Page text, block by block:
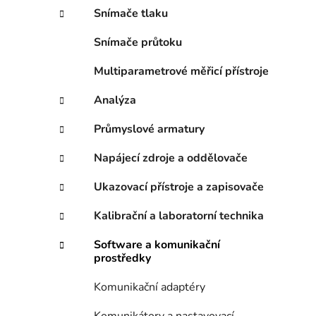
í
e
l
Snímače tlaku
Snímače průtoku
Multiparametrové měřicí přístroje
Analýza
Průmyslové armatury
Napájecí zdroje a oddělovače
Ukazovací přístroje a zapisovače
Kalibrační a laboratorní technika
Software a komunikační
prostředky
Komunikační adaptéry